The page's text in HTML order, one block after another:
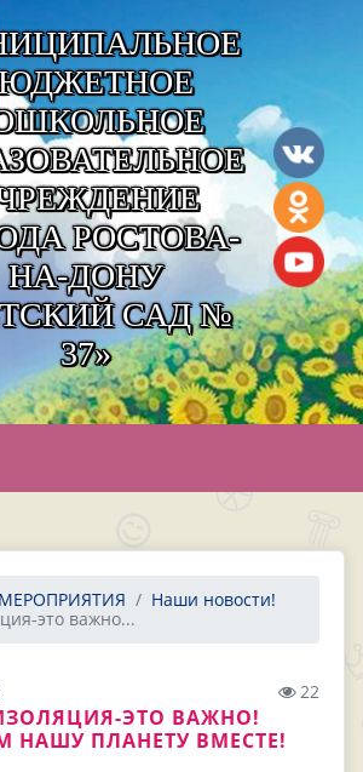
РОСТОВА-
НА-ДОНУ
САД №
37»
МЕРОПРИЯТИЯ
Наши новости!
это важно...
22
ЭТО ВАЖНО!
НАШУ ПЛАНЕТУ ВМЕСТЕ!